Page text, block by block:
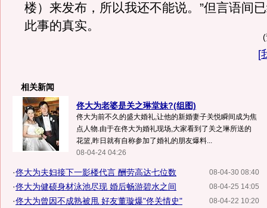
楼）来发布，所以我还不能说。”但言语间
此事的真实。
[
相关新闻
佟大为老婆是关之琳堂妹?(组图)
佟大为前不久的盛大婚礼,让他的新婚妻子关悦瞬间成为焦
点人物.由于在佟大为婚礼现场,大家看到了关之琳所送的
花篮,昨日就有自称参加了婚礼的朋友爆料...
08-04-24 04:26
08-04-30 08:40
·佟大为夫妇接下一影楼代言 酬劳高达七位数
08-04-25 14:05
·佟大为健硕身材泳池尽现 婚后畅游碧水之间
08-04-22 10:20
·佟大为曾因不成熟被甩 好友董璇爆"佟关情史"